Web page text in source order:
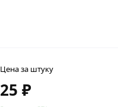
Цена за штуку
25 ₽